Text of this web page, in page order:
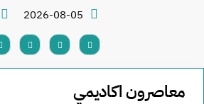
2026-08-05
معاصرون اكاديمي